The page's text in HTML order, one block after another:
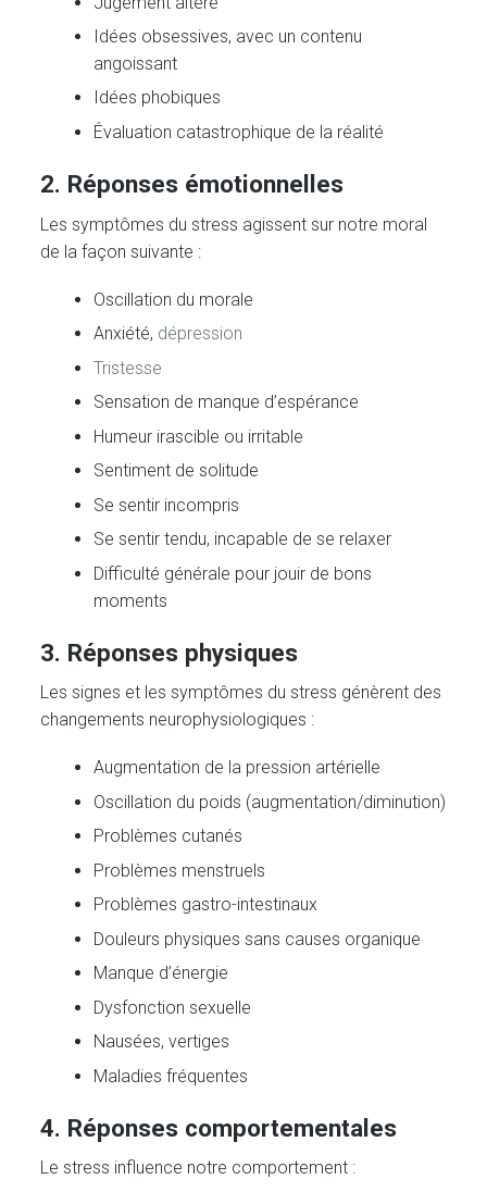
Idées obsessives, avec un contenu
angoissant
Idées phobiques
Évaluation catastrophique de la réalité
2. Réponses émotionnelles
Les symptômes du stress agissent sur notre moral
de la façon suivante :
Oscillation du morale
Anxiété, dépression
Tristesse
Sensation de manque d’espérance
Humeur irascible ou irritable
Sentiment de solitude
Se sentir incompris
Se sentir tendu, incapable de se relaxer
Difficulté générale pour jouir de bons
moments
3. Réponses physiques
Les signes et les symptômes du stress génèrent des
changements neurophysiologiques :
Augmentation de la pression artérielle
Oscillation du poids (augmentation/diminution)
Problèmes cutanés
Problèmes menstruels
Problèmes gastro-intestinaux
Douleurs physiques sans causes organique
Manque d’énergie
Dysfonction sexuelle
Nausées, vertiges
Maladies fréquentes
4. Réponses comportementales
Le stress influence notre comportement :